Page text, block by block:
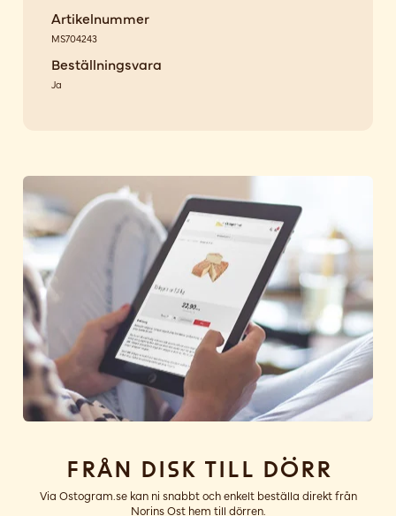
Artikelnummer
MS704243
Beställningsvara
Ja
Från disk till dörr
Via Ostogram.se kan ni snabbt och enkelt beställa direkt från
Norins Ost hem till dörren.